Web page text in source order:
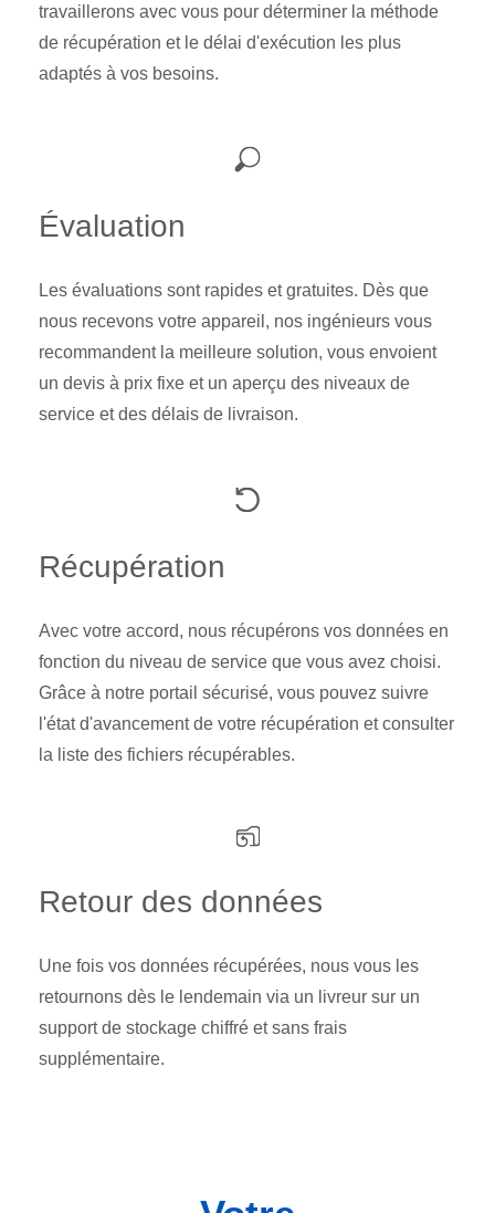
travaillerons avec vous pour déterminer la méthode
de récupération et le délai d'exécution les plus
adaptés à vos besoins.
Évaluation
Les évaluations sont rapides et gratuites. Dès que
nous recevons votre appareil, nos ingénieurs vous
recommandent la meilleure solution, vous envoient
un devis à prix fixe et un aperçu des niveaux de
service et des délais de livraison.
Récupération
Avec votre accord, nous récupérons vos données en
fonction du niveau de service que vous avez choisi.
Grâce à notre portail sécurisé, vous pouvez suivre
l'état d'avancement de votre récupération et consulter
la liste des fichiers récupérables.
Retour des données
Une fois vos données récupérées, nous vous les
retournons dès le lendemain via un livreur sur un
support de stockage chiffré et sans frais
supplémentaire.